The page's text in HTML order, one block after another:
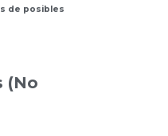
de posibles
(No